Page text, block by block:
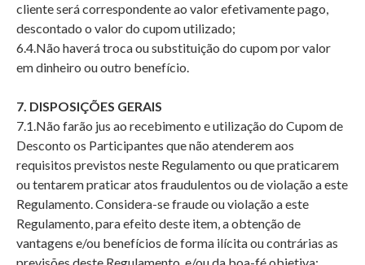
cliente será correspondente ao valor efetivamente pago,
descontado o valor do cupom utilizado;
6.4.Não haverá troca ou substituição do cupom por valor
em dinheiro ou outro benefício.
7. DISPOSIÇÕES GERAIS
7.1.Não farão jus ao recebimento e utilização do Cupom de
Desconto os Participantes que não atenderem aos
requisitos previstos neste Regulamento ou que praticarem
ou tentarem praticar atos fraudulentos ou de violação a este
Regulamento. Considera-se fraude ou violação a este
Regulamento, para efeito deste item, a obtenção de
vantagens e/ou benefícios de forma ilícita ou contrárias as